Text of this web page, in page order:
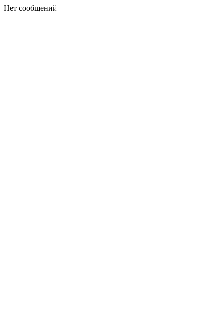
Нет сообщений